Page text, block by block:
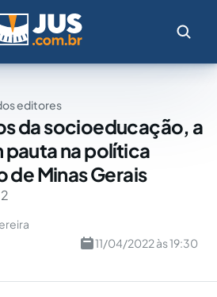
editores
da socioeducação, a
na política
de Minas Gerais
11/04/2022 às 19:30